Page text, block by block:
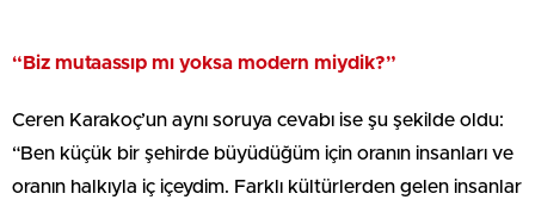
“Biz mutaassıp mı yoksa modern miydik?”
Ceren Karakoç’un aynı soruya cevabı ise şu şekilde oldu:
“Ben küçük bir şehirde büyüdüğüm için oranın insanları ve
oranın halkıyla iç içeydim. Farklı kültürlerden gelen insanlar